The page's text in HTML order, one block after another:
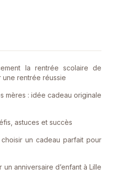
la rentrée scolaire de
une rentrée réussie
mères : idée cadeau originale
astuces et succès
un cadeau parfait pour
anniversaire d’enfant à Lille